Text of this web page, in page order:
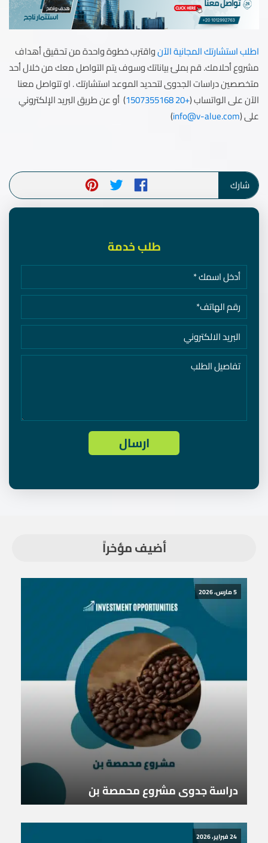
اطلب استشارتك المجانية الآنواقترب خطوة واحدة من تحقيق أهداف
مشروع أحلامك. قم بملئ بياناتك وسوف يتم التواصل معك من خلال أحد
متخصصين دراسات الجدوى لتحديد الموعد استشارتك . او تتواصل معنا
الآن على الواتساب (+20 1507355168
) أو عن طريق البريد الإلكتروني
على (info@v-alue.com
)
شارك
طلب خدمة
أضيف مؤخراً
5 مارس، 2026
دراسة جدوى مشروع محمصة بن
24 فبراير، 2026